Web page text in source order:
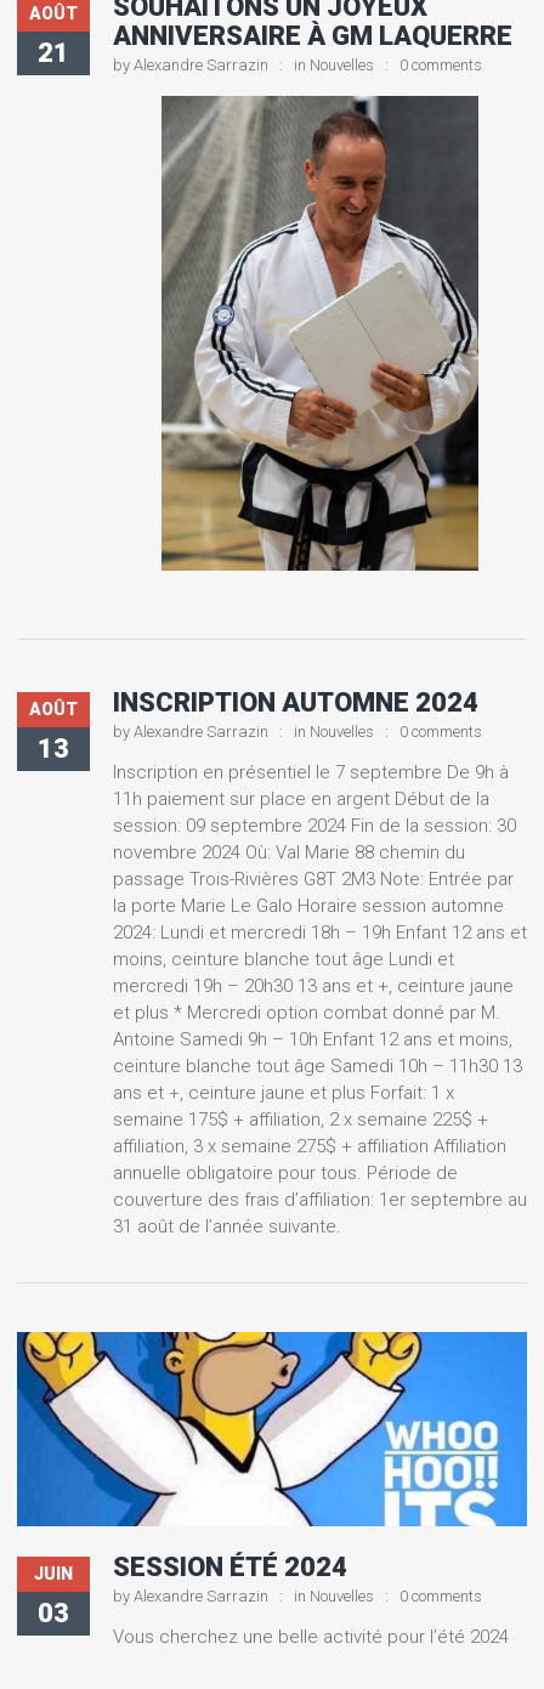
AOÛT
21
SOUHAITONS UN JOYEUX
ANNIVERSAIRE À GM LAQUERRE
by Alexandre Sarrazin in Nouvelles 0 comments
AOÛT
13
INSCRIPTION AUTOMNE 2024
by Alexandre Sarrazin in Nouvelles 0 comments
Inscription en présentiel le 7 septembre De 9h à
11h paiement sur place en argent Début de la
session: 09 septembre 2024 Fin de la session: 30
novembre 2024 Où: Val Marie 88 chemin du
passage Trois-Rivières G8T 2M3 Note: Entrée par
la porte Marie Le Galo Horaire session automne
2024: Lundi et mercredi 18h – 19h Enfant 12 ans et
moins, ceinture blanche tout âge Lundi et
mercredi 19h – 20h30 13 ans et +, ceinture jaune
et plus * Mercredi option combat donné par M.
Antoine Samedi 9h – 10h Enfant 12 ans et moins,
ceinture blanche tout âge Samedi 10h – 11h30 13
ans et +, ceinture jaune et plus Forfait: 1 x
semaine 175$ + affiliation, 2 x semaine 225$ +
affiliation, 3 x semaine 275$ + affiliation Affiliation
annuelle obligatoire pour tous. Période de
couverture des frais d’affiliation: 1er septembre au
31 août de l’année suivante.
JUIN
03
SESSION ÉTÉ 2024
by Alexandre Sarrazin in Nouvelles 0 comments
Vous cherchez une belle activité pour l’été 2024